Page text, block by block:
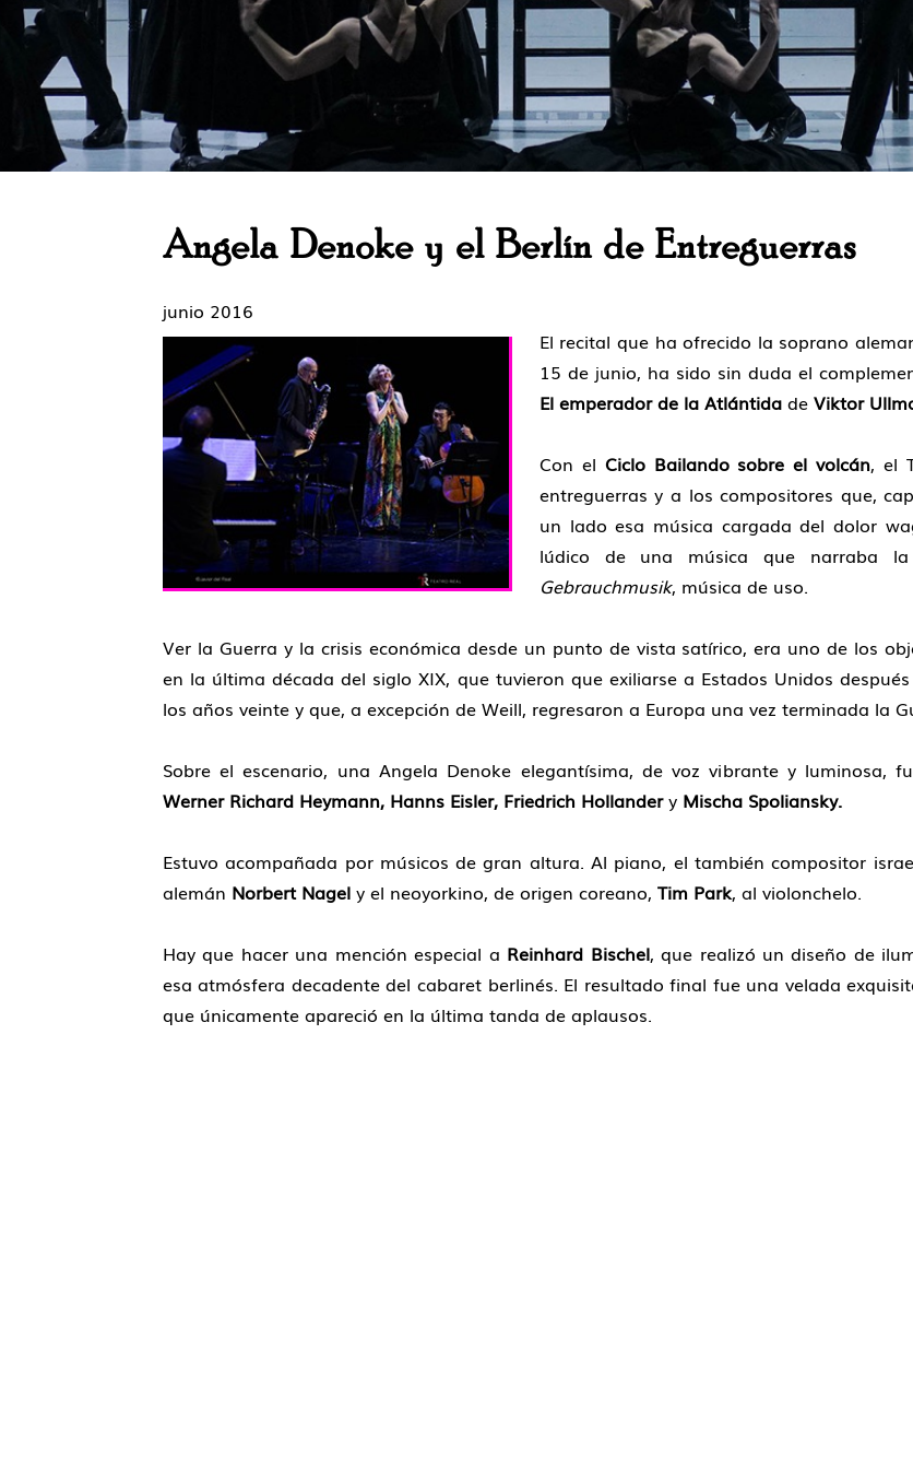
Angela Denoke y el Berlín de Entreguerras
junio 2016
El recital que ha ofrecido la soprano
15 de junio, ha sido sin duda el
El emperador de la AtlántidadeViktor
Con el Ciclo Bailando sobre el volcán, el
entreguerras y a los compositores que,
un lado esa música cargada del dolor
lúdico de una música que narraba
Gebrauchmusik, música de uso.
Ver la Guerra y la crisis económica desde un punto de vista satírico, era uno de los
en la última década del siglo XIX, que tuvieron que exiliarse a Estados Unidos
los años veinte y que, a excepción de Weill, regresaron a Europa una vez terminada la
Sobre el escenario, una Angela Denoke elegantísima, de voz vibrante y luminosa,
Werner Richard Heymann, Hanns Eisler, Friedrich Hollandery Mischa Spoliansky.
Estuvo acompañada por músicos de gran altura. Al piano, el también compositor
alemán Norbert Nagely el neoyorkino, de origen coreano, Tim Park, al violonchelo.
Hay que hacer una mención especial a Reinhard Bischel, que realizó un diseño de
esa atmósfera decadente del cabaret berlinés. El resultado final fue una velada
que únicamente apareció en la última tanda de aplausos.